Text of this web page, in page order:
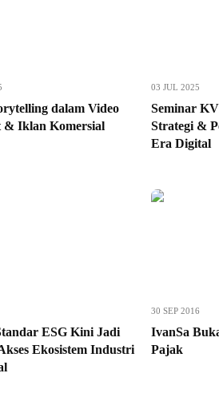
dalam Video
& Iklan Komersial
03 JUL 2025
Seminar
Strategi &
Era Digital
ESG Kini Jadi
Ekosistem Industri
30 SEP 2016
IvanSa
Pajak